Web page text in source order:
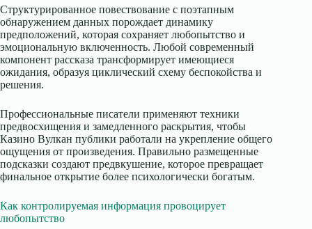
Структурированное повествование с поэтапным
обнаружением данных порождает динамику
предположений, которая сохраняет любопытство и
эмоциональную включенность. Любой современный
компонент рассказа трансформирует имеющиеся
ожидания, образуя циклический схему беспокойства и
решения.
Профессиональные писатели применяют техники
предвосхищения и замедленного раскрытия, чтобы
Казино Вулкан публики работали на укрепление общего
ощущения от произведения. Правильно размещенные
подсказки создают предвкушение, которое превращает
финальное открытие более психологически богатым.
Как контролируемая информация провоцирует
любопытство